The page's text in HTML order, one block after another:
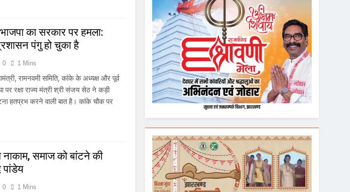
का सरकार पर हमला:
पंगु हो चुका है
0 1 Mins
रामनवमी समिति, कांके के अध्यक्ष और पूर्व
पर रक्षा राज्य मंत्री श्री संजय सेठ ने कड़ी
हतप्रभ करने वाली बात है। कांके चौक पर
नाकाम, समाज को बांटने की
पांडेय
0 1 Mins